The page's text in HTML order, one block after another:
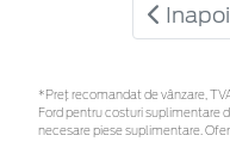
Inapoi
*Preţ recomandat de vânzare,
Ford pentru costuri suplimentare
necesare piese suplimentare.